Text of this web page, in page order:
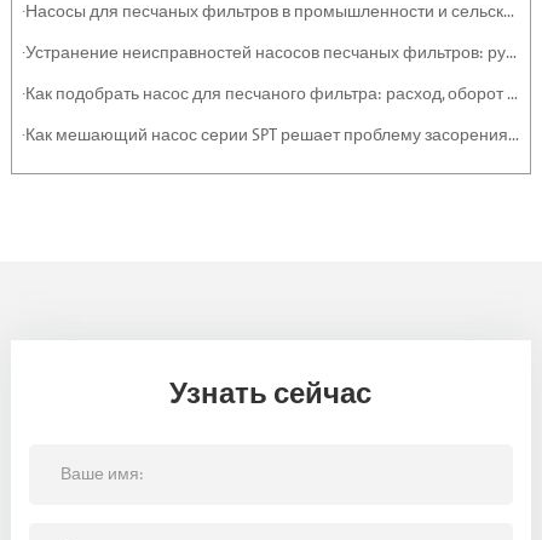
·Насосы для песчаных фильтров в промышленности и сельском хозяйстве: защита систем
·Устранение неисправностей насосов песчаных фильтров: руководство по обслуживанию
·Как подобрать насос для песчаного фильтра: расход, оборот и эффективность
·Как мешающий насос серии SPT решает проблему засорения тяжелыми отложениями и суспензиями
Узнать сейчас